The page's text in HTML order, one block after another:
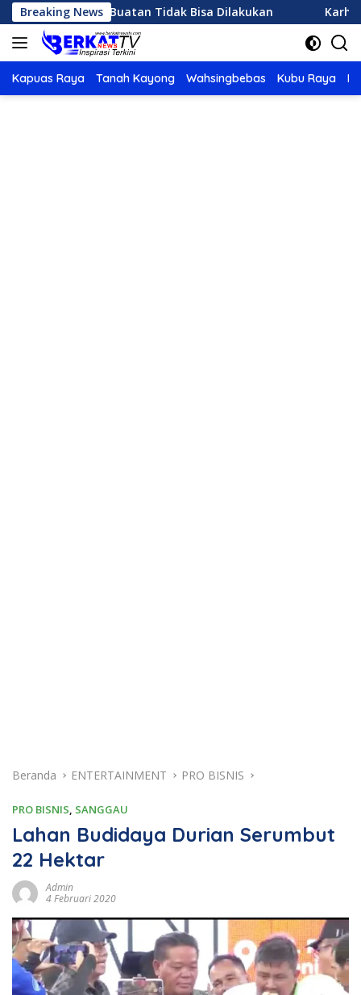
Langsung
ke
konten
Breaking News
Hujan Buatan Tidak Bisa Dilakukan Karhutla di
Kapuas Raya Tanah Kayong Wahsingbebas Kubu Raya
Beranda ENTERTAINMENT PRO BISNIS
PRO BISNIS, SANGGAU
Lahan Budidaya Durian Serumbut
22 Hektar
Admin
4 Februari 2020